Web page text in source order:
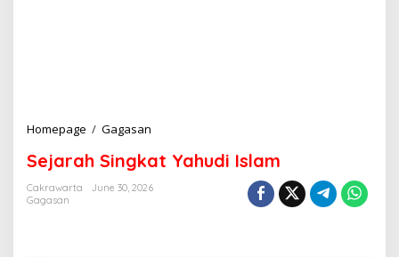
Homepage / Gagasan
j
r
Sejarah Singkat Yahudi Islam
Cakrawarta
June 30, 2026
Gagasan